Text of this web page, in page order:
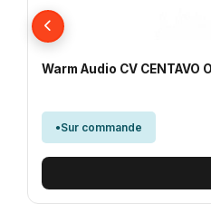
Warm Audio CV CENTAVO
Sur commande